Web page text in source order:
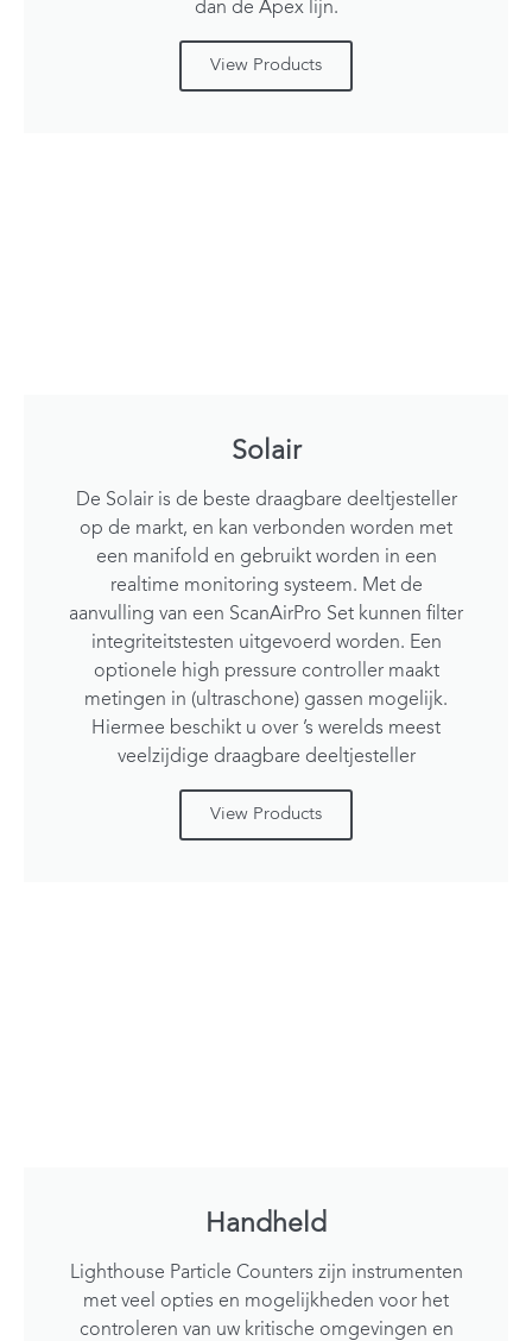
dan de Apex lijn.
View Products
Solair
De Solair is de beste draagbare deeltjesteller
op de markt, en kan verbonden worden met
een manifold en gebruikt worden in een
realtime monitoring systeem. Met de
aanvulling van een ScanAirPro Set kunnen filter
integriteitstesten uitgevoerd worden. Een
optionele high pressure controller maakt
metingen in (ultraschone) gassen mogelijk.
Hiermee beschikt u over ’s werelds meest
veelzijdige draagbare deeltjesteller
View Products
Handheld
Lighthouse Particle Counters zijn instrumenten
met veel opties en mogelijkheden voor het
controleren van uw kritische omgevingen en